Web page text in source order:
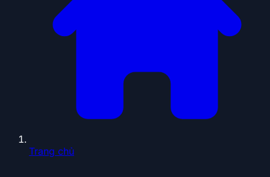
Trang chủ